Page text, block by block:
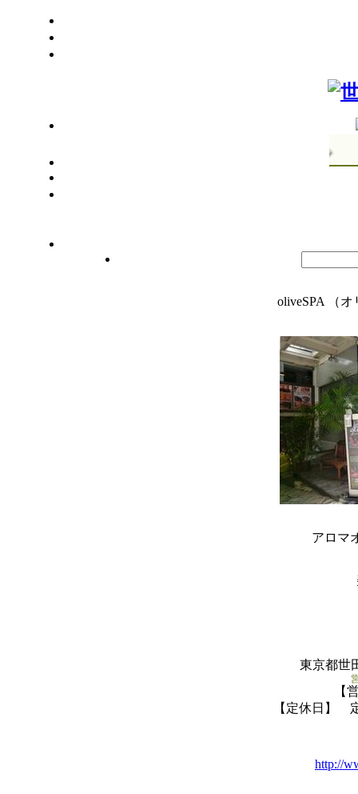
oliveSPA （
アロマ
東京都世
【
【定休日】
http://